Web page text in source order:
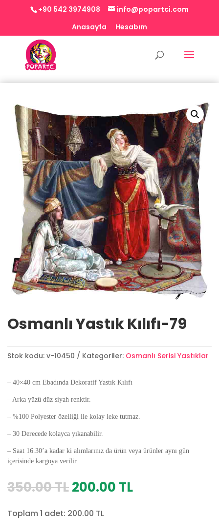
+90 542 3974908
info@popartci.com
Anasayfa
Hesabım
Osmanlı Yastık Kılıfı-79
Stok kodu: v-10450 Kategoriler: Osmanlı Serisi Yastıklar
– 40×40 cm Ebadında Dekoratif Yastık Kılıfı
– Arka yüzü düz siyah renktir.
– %100 Polyester özelliği ile kolay leke tutmaz.
– 30 Derecede kolayca yıkanabilir.
– Saat 16.30’a kadar ki alımlarınız da ürün veya ürünler aynı gün
içerisinde kargoya verilir.
350.00TLOrijinal
350.00 TL.
200.00 TLŞu
Toplam 1 adet: 200.00 TL